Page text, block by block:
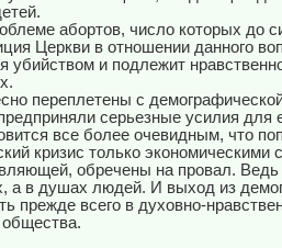
абортов, число которых до
Церкви в отношении данного
убийством и подлежит
переплетены с
серьезные усилия для
все более очевидным, что
кризис только экономическими
обречены на провал.
а в душах людей. И выход из
прежде всего в духовно-